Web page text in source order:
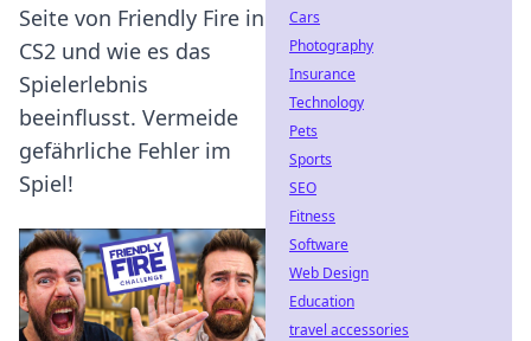
Seite von Friendly Fire in
CS2 und wie es das
Spielerlebnis
beeinflusst. Vermeide
gefährliche Fehler im
Spiel!
Cars
Photography
Insurance
Technology
Pets
Sports
SEO
Fitness
Software
Web Design
Education
travel accessories